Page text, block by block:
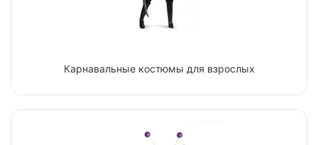
Карнавальные костюмы для взрослых